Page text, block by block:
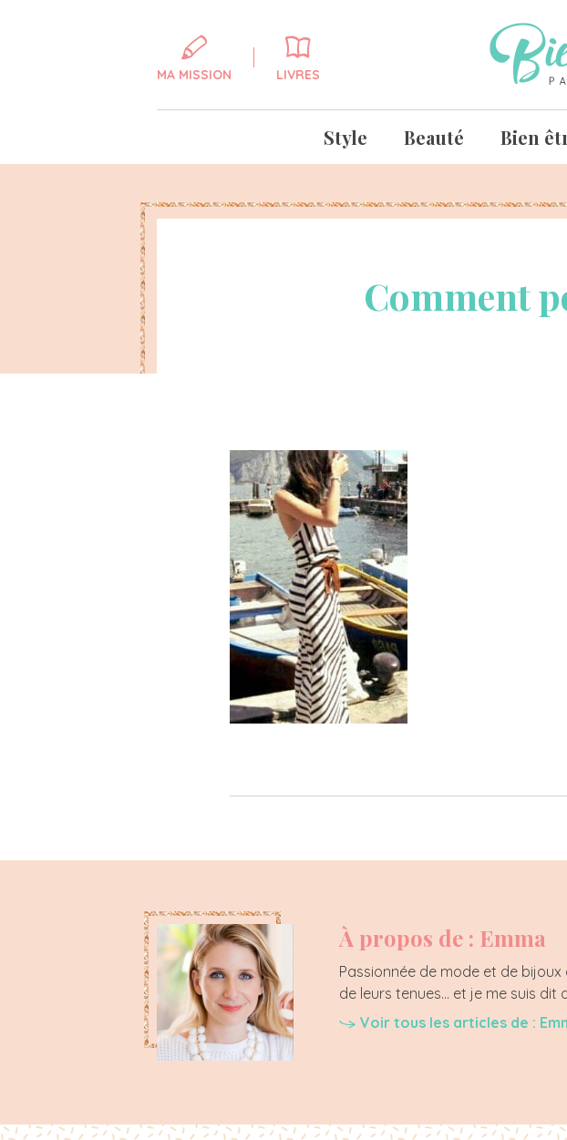
MA MISSION LIVRES
Style Beauté Bien
Comment
À propos de : Emma
Passionnée de mode et de
de leurs tenues... et je me suis
Voir tous les articles de :